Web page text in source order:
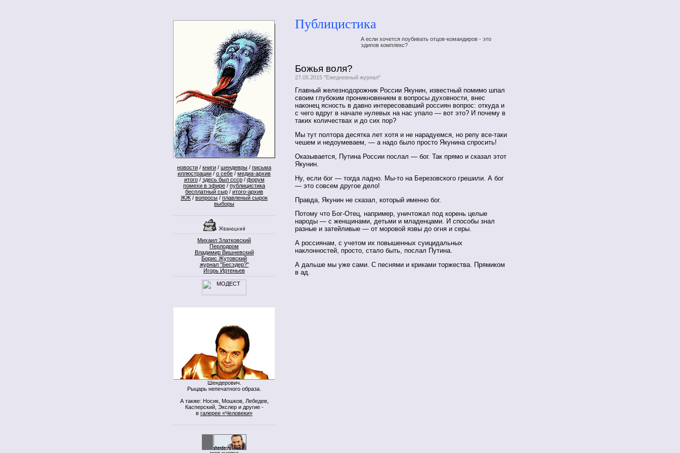
новости / книги / шендевры / письма
иллюстрации / о себе / медиа-архив
итого/ здесь был ссср/ форум
помехи в эфире / публицистика
бесплатный сыр / итого-архив
ЖЖ / вопросы / плавленый сырок
выборы
Михаил Златковский
Перлодром
Владимир Вишневский
Борис Жутовский
журнал "Бесэдер?"
Игорь Иртеньев
Шендерович.
Рыцарь непечатного образа.
А также: Носик, Мошков, Лебедев,
Касперский, Экслер и другие -
в галерее «Человеки»
Публицистика
А если хочется поубивать отцов-командиров - это
эдипов комплекс?
Божья воля?
27.05.2015 "Ежедневный журнал"
Главный железнодорожник России Якунин, известный помимо шпал
своим глубоким проникновением в вопросы духовности, внес
наконец ясность в давно интересовавший россиян вопрос: откуда и
с чего вдруг в начале нулевых на нас упало — вот это? И почему в
таких количествах и до сих пор?
Мы тут полтора десятка лет хотя и не нарадуемся, но репу все-таки
чешем и недоумеваем, — а надо было просто Якунина спросить!
Оказывается, Путина России послал — бог. Так прямо и сказал этот
Якунин.
Ну, если бог — тогда ладно. Мы-то на Березовского грешили. А бог
— это совсем другое дело!
Правда, Якунин не сказал, который именно бог.
Потому что Бог-Отец, например, уничтожал под корень целые
народы — с женщинами, детьми и младенцами. И способы знал
разные и затейливые — от моровой язвы до огня и серы.
А россиянам, с учетом их повышенных суицидальных
наклонностей, просто, стало быть, послал Путина.
А дальше мы уже сами. С песнями и криками торжества. Прямиком
в ад.